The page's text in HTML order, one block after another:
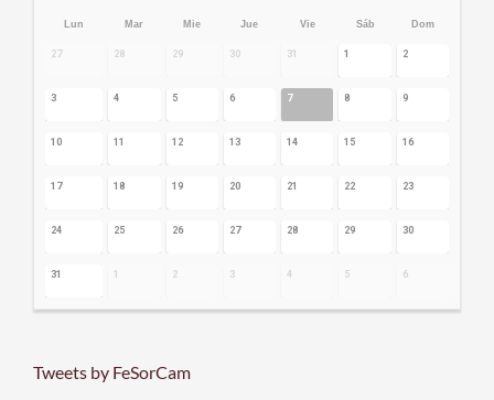
Lun Mar Mie Jue Vie Sáb Dom
27 28 29 30 31 1 2
3 4 5 6 7 8 9
10 11 12 13 14 15 16
17 18 19 20 21 22 23
24 25 26 27 28 29 30
31 1 2 3 4 5 6
Tweets by FeSorCam